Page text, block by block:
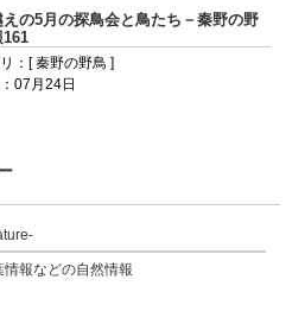
の5月の探鳥会と鳥たち－秦野の野
：[ 秦野の野鳥 ]
07月24日
報などの自然情報